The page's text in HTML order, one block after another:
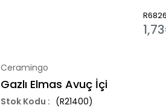
R6826
Ceramingo
Gazlı Elmas Avuç İçi
(R21400)